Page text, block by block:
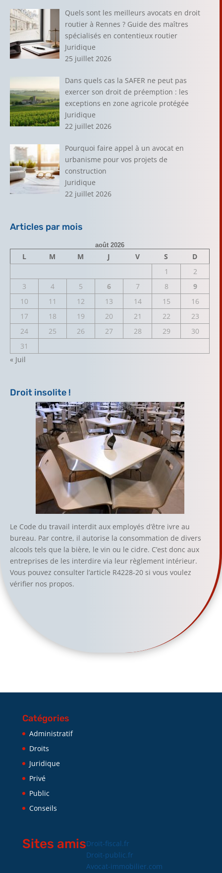
Quels sont les meilleurs avocats en droit
routier à Rennes ? Guide des maîtres
spécialisés en contentieux routier
Juridique
25 juillet 2026
Dans quels cas la SAFER ne peut pas
exercer son droit de préemption : les
exceptions en zone agricole protégée
Juridique
22 juillet 2026
Pourquoi faire appel à un avocat en
urbanisme pour vos projets de
construction
Juridique
22 juillet 2026
Articles par mois
août 2026
L M M J V S
D
1
2
3
4 5 6 7 8
9
10
11 12 13 14 15
16
17
18 19 20 21 22
23
24
25 26 27 28 29
30
31
« Juil
Droit insolite !
Le Code du travail interdit aux employés d’être ivre au
bureau. Par contre, il autorise la consommation de divers
alcools tels que la bière, le vin ou le cidre. C’est donc aux
entreprises de les interdire via leur règlement intérieur.
Vous pouvez consulter l’article R4228-20 si vous voulez
vérifier nos propos.
Catégories
Administratif
Droits
Juridique
Privé
Public
Conseils
Sites amisDroit-fiscal.fr
Droit-public.fr
Avocat-immobilier.com